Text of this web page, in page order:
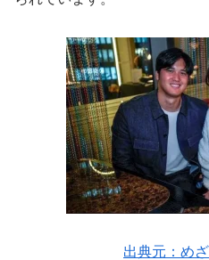
出典元：め